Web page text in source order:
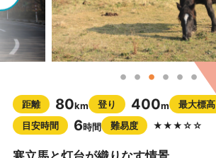
距離 80km 登り 400m 最大標高
目安時間
6時間 難易度 ★★★☆☆